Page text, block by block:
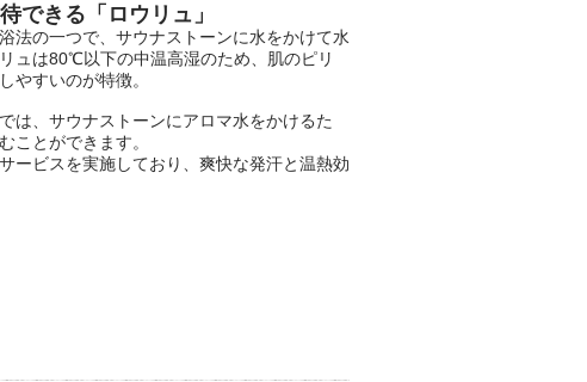
できる「ロウリュ」
法の一つで、サウナストーンに水をかけて水
ュは80℃以下の中温高湿のため、肌のピリ
やすいのが特徴。
では、サウナストーンにアロマ水をかけるた
ことができます。
ービスを実施しており、爽快な発汗と温熱効